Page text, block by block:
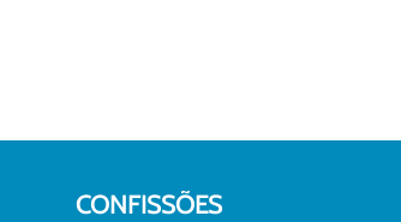
CONFISSÕES